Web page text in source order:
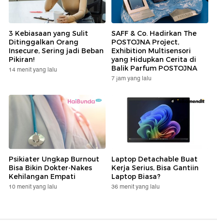
3 Kebiasaan yang Sulit
Ditinggalkan Orang
Insecure, Sering jadi Beban
Pikiran!
14 menit yang lalu
SAFF & Co. Hadirkan The
POSTOJNA Project,
Exhibition Multisensori
yang Hidupkan Cerita di
Balik Parfum POSTOJNA
7 jam yang lalu
Psikiater Ungkap Burnout
Bisa Bikin Dokter-Nakes
Kehilangan Empati
10 menit yang lalu
Laptop Detachable Buat
Kerja Serius, Bisa Gantiin
Laptop Biasa?
36 menit yang lalu